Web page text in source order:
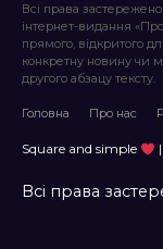
Всі права
інтернет-видання
прямого, відкритого
конкретну новину чи
другого абзацу тексту.
Головна Про нас
Square and simple
Всі права